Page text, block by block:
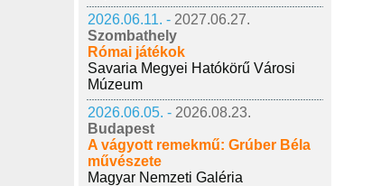
2026.06.11. - 2027.06.27.
Szombathely
Római játékok
Savaria Megyei Hatókörű Városi
Múzeum
2026.06.05. - 2026.08.23.
Budapest
A vágyott remekmű: Grúber Béla
művészete
Magyar Nemzeti Galéria